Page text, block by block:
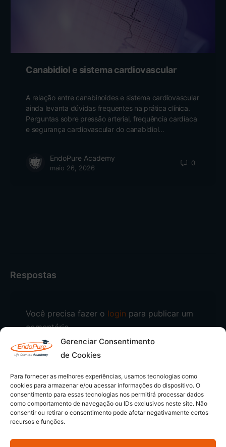
Gerenciar Consentimento
de Cookies
Para fornecer as melhores experiências, usamos tecnologias como
cookies para armazenar e/ou acessar informações do dispositivo. O
consentimento para essas tecnologias nos permitirá processar dados
como comportamento de navegação ou IDs exclusivos neste site. Não
consentir ou retirar o consentimento pode afetar negativamente certos
recursos e funções.
Canabidiol e sistema cardiovascular
A relação entre canabinoides e sistema cardiovascular
ainda levanta dúvidas frequentes na prática clínica.
Perguntas sobre pressão arterial, frequência cardíaca
e segurança cardiovascular do canabidiol…
EndoPure Academy
maio 26, 2026
0
Respostas
Você precisa fazer o login para publicar um
comentário.